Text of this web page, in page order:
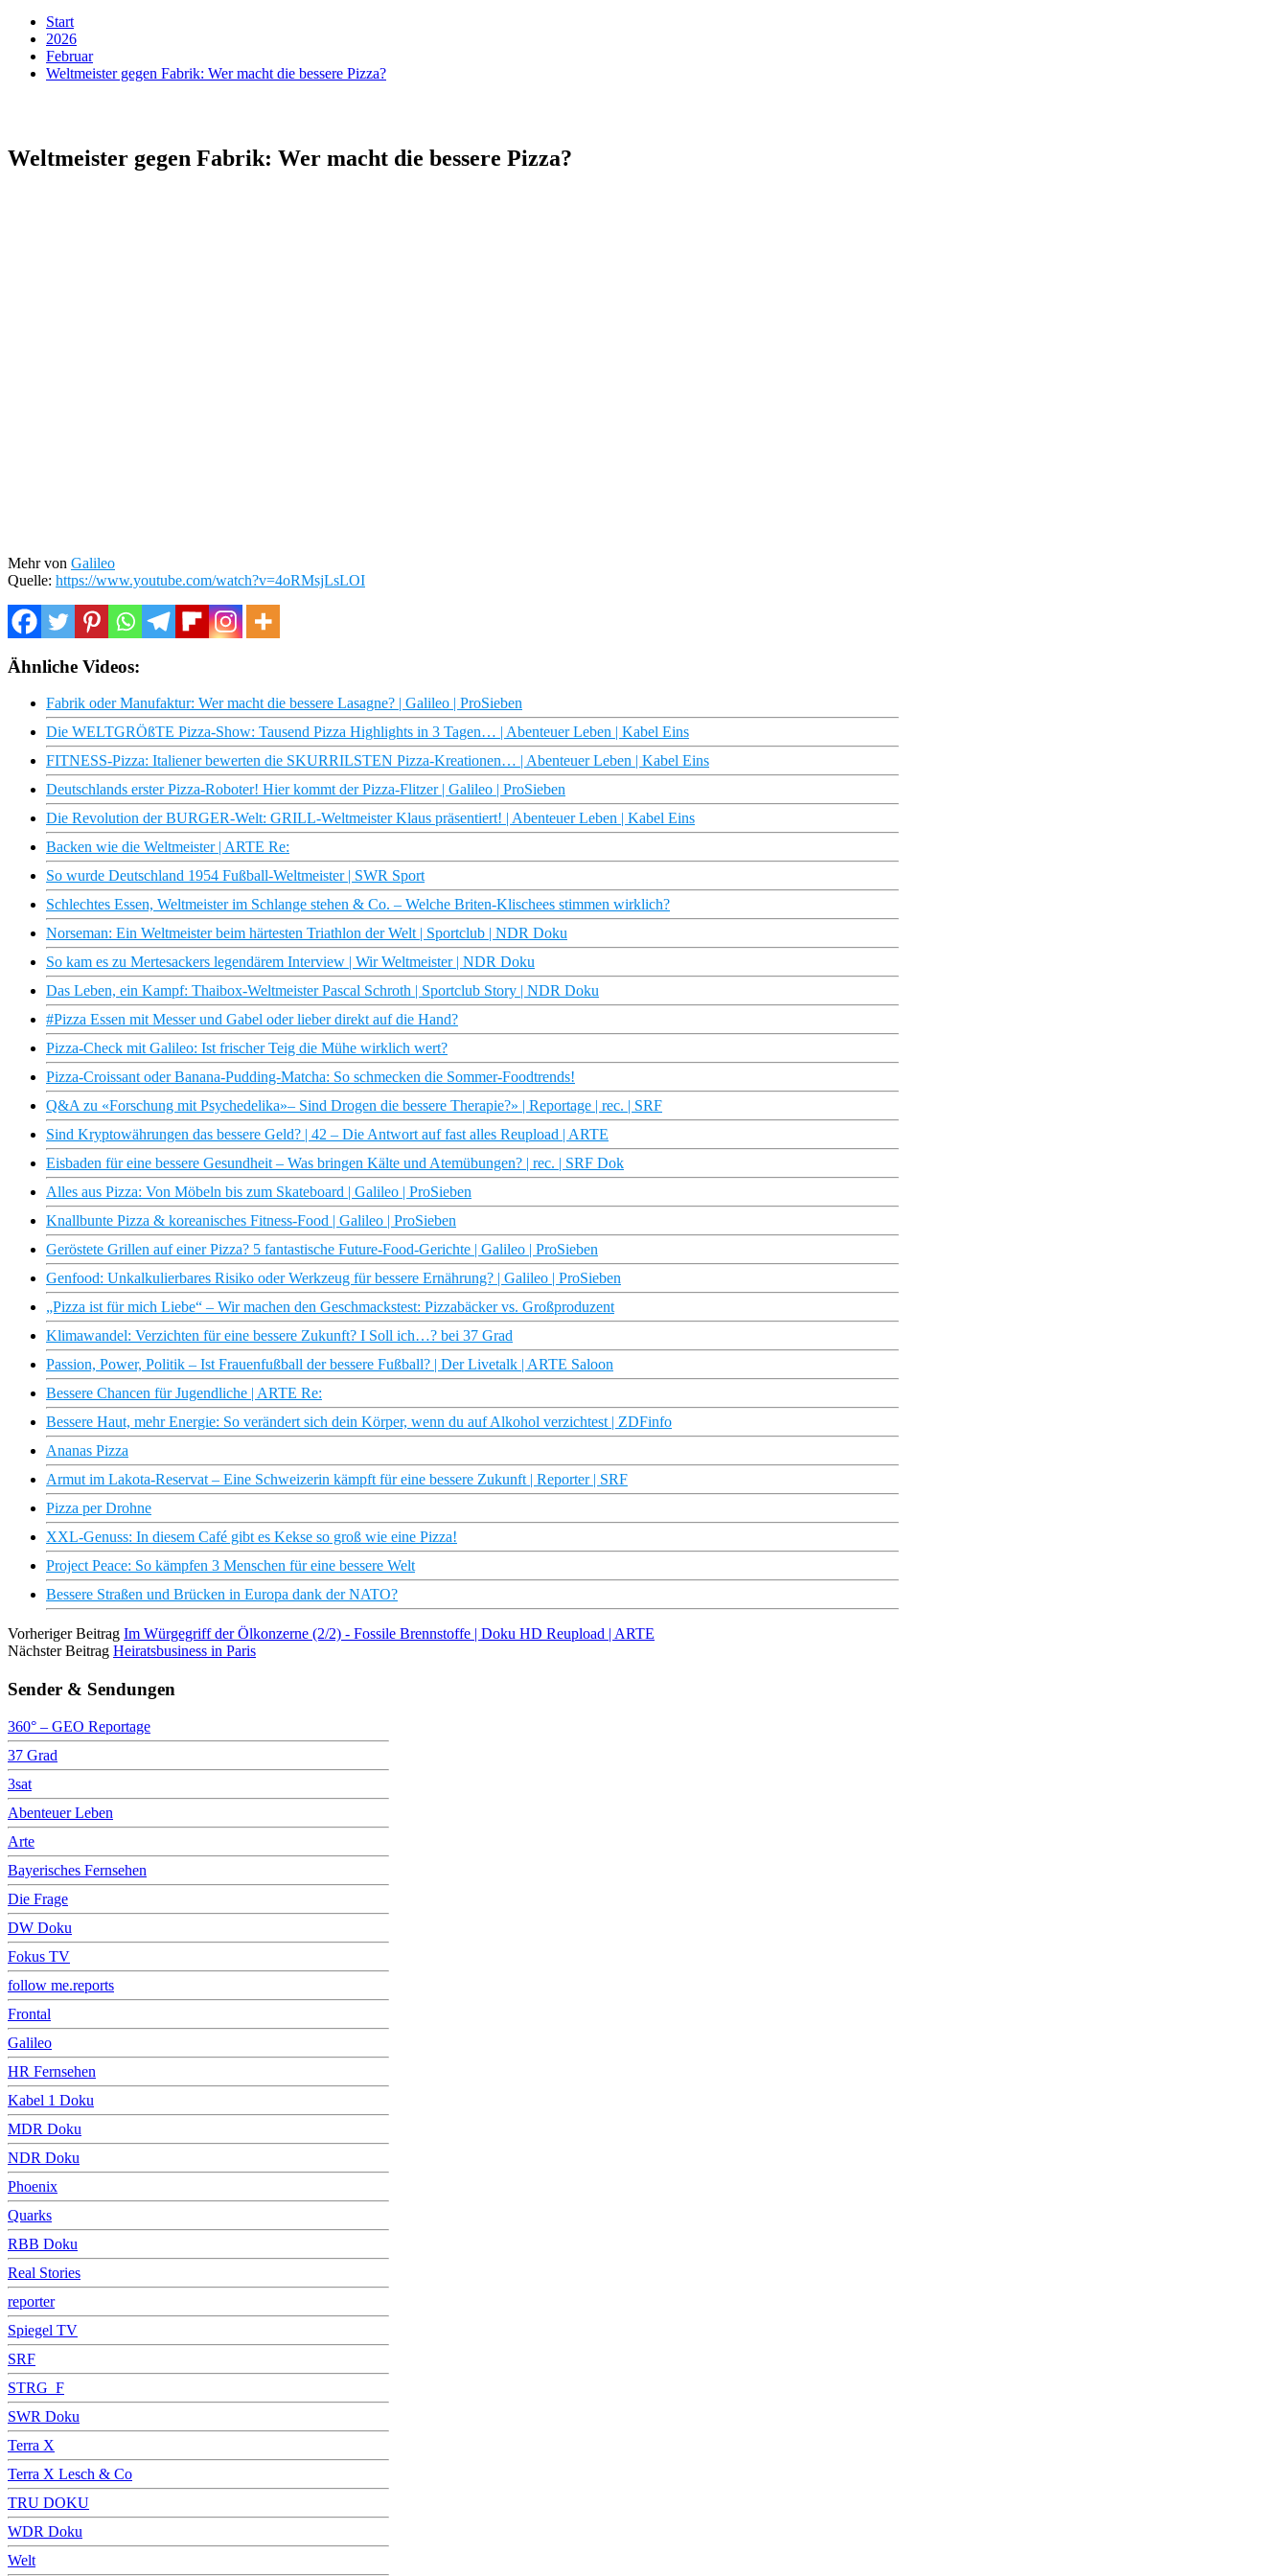
Start
2026
Februar
Weltmeister gegen Fabrik: Wer macht die bessere Pizza?
Weltmeister gegen Fabrik: Wer macht die bessere Pizza?
Mehr von Galileo
Quelle: https://www.youtube.com/watch?v=4oRMsjLsLOI
Ähnliche Videos:
Fabrik oder Manufaktur: Wer macht die bessere Lasagne? | Galileo | ProSieben
Die WELTGRÖßTE Pizza-Show: Tausend Pizza Highlights in 3 Tagen… | Abenteuer Leben | Kabel Eins
FITNESS-Pizza: Italiener bewerten die SKURRILSTEN Pizza-Kreationen… | Abenteuer Leben | Kabel Eins
Deutschlands erster Pizza-Roboter! Hier kommt der Pizza-Flitzer | Galileo | ProSieben
Die Revolution der BURGER-Welt: GRILL-Weltmeister Klaus präsentiert! | Abenteuer Leben | Kabel Eins
Backen wie die Weltmeister | ARTE Re:
So wurde Deutschland 1954 Fußball-Weltmeister | SWR Sport
Schlechtes Essen, Weltmeister im Schlange stehen & Co. – Welche Briten-Klischees stimmen wirklich?
Norseman: Ein Weltmeister beim härtesten Triathlon der Welt | Sportclub | NDR Doku
So kam es zu Mertesackers legendärem Interview | Wir Weltmeister | NDR Doku
Das Leben, ein Kampf: Thaibox-Weltmeister Pascal Schroth | Sportclub Story | NDR Doku
#Pizza Essen mit Messer und Gabel oder lieber direkt auf die Hand?
Pizza-Check mit Galileo: Ist frischer Teig die Mühe wirklich wert?
Pizza-Croissant oder Banana-Pudding-Matcha: So schmecken die Sommer-Foodtrends!
Q&A zu «Forschung mit Psychedelika»– Sind Drogen die bessere Therapie?» | Reportage | rec. | SRF
Sind Kryptowährungen das bessere Geld? | 42 – Die Antwort auf fast alles Reupload | ARTE
Eisbaden für eine bessere Gesundheit – Was bringen Kälte und Atemübungen? | rec. | SRF Dok
Alles aus Pizza: Von Möbeln bis zum Skateboard | Galileo | ProSieben
Knallbunte Pizza & koreanisches Fitness-Food | Galileo | ProSieben
Geröstete Grillen auf einer Pizza? 5 fantastische Future-Food-Gerichte | Galileo | ProSieben
Genfood: Unkalkulierbares Risiko oder Werkzeug für bessere Ernährung? | Galileo | ProSieben
„Pizza ist für mich Liebe“ – Wir machen den Geschmackstest: Pizzabäcker vs. Großproduzent
Klimawandel: Verzichten für eine bessere Zukunft? I Soll ich…? bei 37 Grad
Passion, Power, Politik – Ist Frauenfußball der bessere Fußball? | Der Livetalk | ARTE Saloon
Bessere Chancen für Jugendliche | ARTE Re:
Bessere Haut, mehr Energie: So verändert sich dein Körper, wenn du auf Alkohol verzichtest | ZDFinfo
Ananas Pizza
Armut im Lakota-Reservat – Eine Schweizerin kämpft für eine bessere Zukunft | Reporter | SRF
Pizza per Drohne
XXL-Genuss: In diesem Café gibt es Kekse so groß wie eine Pizza!
Project Peace: So kämpfen 3 Menschen für eine bessere Welt
Bessere Straßen und Brücken in Europa dank der NATO?
Vorheriger Beitrag Im Würgegriff der Ölkonzerne (2/2) - Fossile Brennstoffe | Doku HD Reupload | ARTE
Nächster Beitrag Heiratsbusiness in Paris
Sender & Sendungen
360° – GEO Reportage
37 Grad
3sat
Abenteuer Leben
Arte
Bayerisches Fernsehen
Die Frage
DW Doku
Fokus TV
follow me.reports
Frontal
Galileo
HR Fernsehen
Kabel 1 Doku
MDR Doku
NDR Doku
Phoenix
Quarks
RBB Doku
Real Stories
reporter
Spiegel TV
SRF
STRG_F
SWR Doku
Terra X
Terra X Lesch & Co
TRU DOKU
WDR Doku
Welt